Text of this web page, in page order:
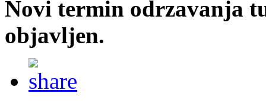
Novi termin odrzavanja
objavljen.